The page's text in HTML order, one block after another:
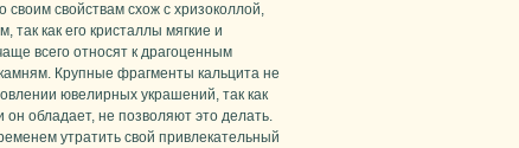
свойствам схож с хризоколлой,
так как его кристаллы мягкие и
всего относят к драгоценным
Крупные фрагменты кальцита не
ювелирных украшений, так как
он обладает, не позволяют это делать.
утратить свой привлекательный